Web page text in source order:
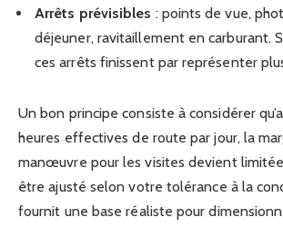
Arrêts prévisibles : points de vue,
déjeuner, ravitaillement en carburant.
ces arrêts finissent par représenter
Un bon principe consiste à considérer
heures effectives de route par jour, la
manœuvre pour les visites devient
être ajusté selon votre tolérance à la
fournit une base réaliste pour